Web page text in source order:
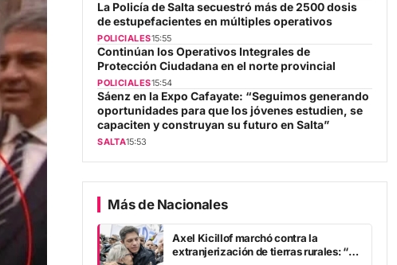
La Policía de Salta secuestró más de 2500 dosis
de estupefacientes en múltiples operativos
POLICIALES15:55
Continúan los Operativos Integrales de
Protección Ciudadana en el norte provincial
POLICIALES15:54
Sáenz en la Expo Cafayate: “Seguimos generando
oportunidades para que los jóvenes estudien, se
capaciten y construyan su futuro en Salta”
SALTA15:53
Más de Nacionales
Axel Kicillof marchó contra la
extranjerización de tierras rurales: “A